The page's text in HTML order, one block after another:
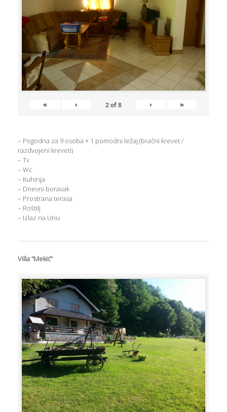
« ‹ 2of8 › »
– Pogodna za 9 osoba + 1 pomodni ležaj (bračni krevet /
razdvojeni kreveti)
– Tv
– Wc
– Kuhinja
– Dnevni boravak
– Prostrana terasa
– Roštilj
– Izlaz na Unu
Villa “Mekić”